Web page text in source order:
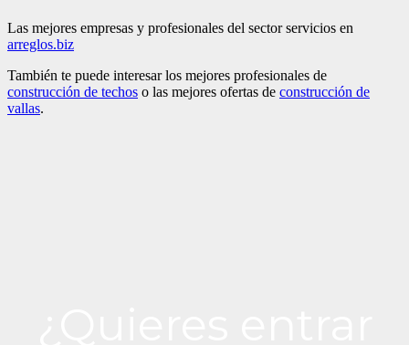
Las mejores empresas y profesionales del sector servicios en
arreglos.biz
También te puede interesar los mejores profesionales de
construcción de techos o las mejores ofertas de construcción de
vallas.